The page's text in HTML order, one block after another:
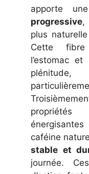
apporte
progressive,
plus
Cette
l’estomac
caféine
stable et
journée.